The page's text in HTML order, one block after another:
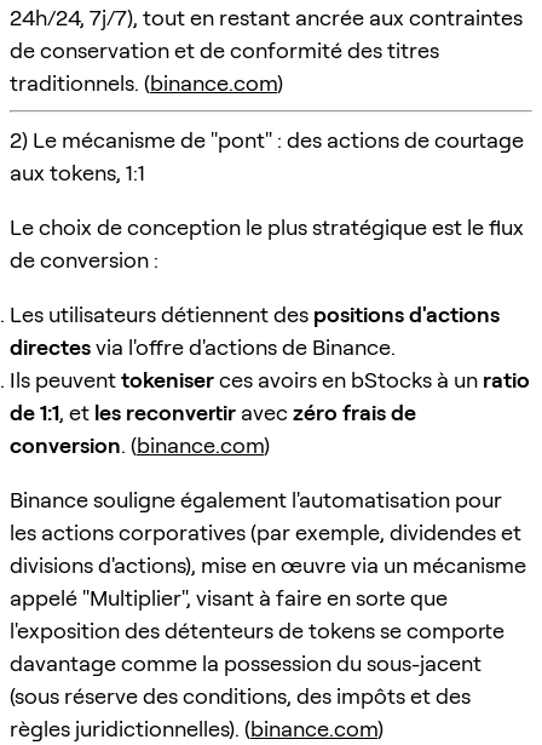
24h/24, 7j/7), tout en restant ancrée aux contraintes
de conservation et de conformité des titres
traditionnels. (binance.com)
2) Le mécanisme de "pont" : des actions de courtage
aux tokens, 1:1
Le choix de conception le plus stratégique est le flux
de conversion :
Les utilisateurs détiennent des positions d'actions
directesvia l'offre d'actions de Binance.
Ils peuventtokeniserces avoirs en bStocks à un ratio
de 1:1, et les reconvertir aveczéro frais de
conversion. (binance.com)
Binance souligne également l'automatisation pour
les actions corporatives (par exemple, dividendes et
divisions d'actions), mise en œuvre via un mécanisme
appelé "Multiplier", visant à faire en sorte que
l'exposition des détenteurs de tokens se comporte
davantage comme la possession du sous-jacent
(sous réserve des conditions, des impôts et des
règles juridictionnelles). (binance.com)